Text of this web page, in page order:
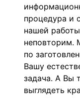
процедура и
нашей
неповторим.
по
Вашу
задача. А Вы
выглядеть